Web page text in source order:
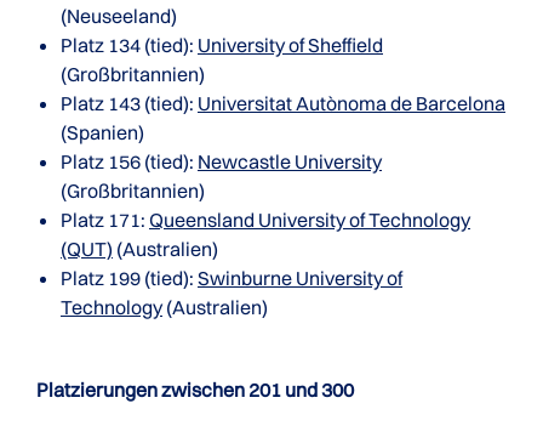
(Neuseeland)
Platz 134 (tied): University of Sheffield
(Großbritannien)
Platz 143 (tied): Universitat Autònoma de Barcelona
(Spanien)
Platz 156 (tied): Newcastle University
(Großbritannien)
Platz 171: Queensland University of Technology
(QUT) (Australien)
Platz 199 (tied): Swinburne University of
Technology(Australien)
Platzierungen zwischen 201 und 300